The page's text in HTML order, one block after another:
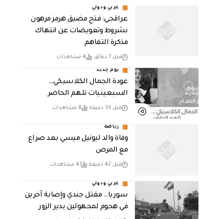
عربي ودولي
عراقجي: فتح مضيق هرمز مرهون
بشروط وتعويضات عن انتهاك
مذكرة التفاهم
قبل 7 دقائق 4 مشاهدات
يوم جديد
عودة الجمال الكلاسيكي…
السبعينيات تلهم الحاضر
قبل 33 دقيقة 8 مشاهدات
رياضة
وفاة والد ليونيل ميسي بعد صراع
مع المرض
قبل 42 دقيقة 47 مشاهدات
عربي ودولي
سوريا.. مقتل جندي وإصابة آخرين
في هجوم لمجهولين بدير الزور